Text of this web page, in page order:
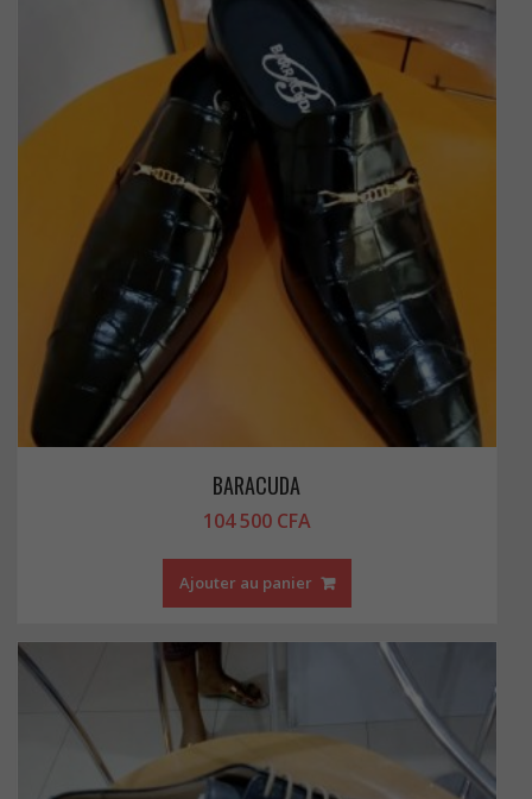
BARACUDA
104 500 CFA
Ajouter au panier